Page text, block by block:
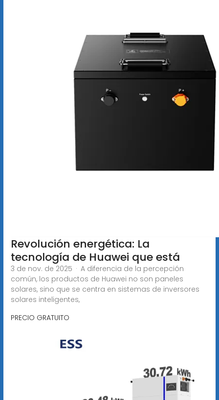
Revolución energética: La
tecnología de Huawei que está
3 de nov. de 2025 · A diferencia de la percepción
común, los productos de Huawei no son paneles
solares, sino que se centra en sistemas de inversores
solares inteligentes,
PRECIO GRATUITO